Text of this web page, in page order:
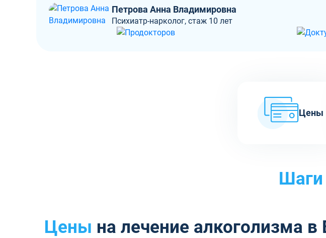
Петрова Анна Владимировна
Психиатр-нарколог, стаж 10 лет
Цены
Шаги
Цены на лечение алкоголизма в